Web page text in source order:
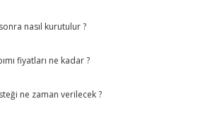
nasıl kurutulur ?
fiyatları ne kadar ?
ne zaman verilecek ?